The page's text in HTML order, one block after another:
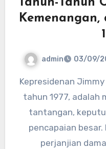
admin 03/09/
Kepresidenan Jimmy Carter, yang dimulai pada
tahun 1977, adalah
tantangan,
pencapaian besar.
perjanjian